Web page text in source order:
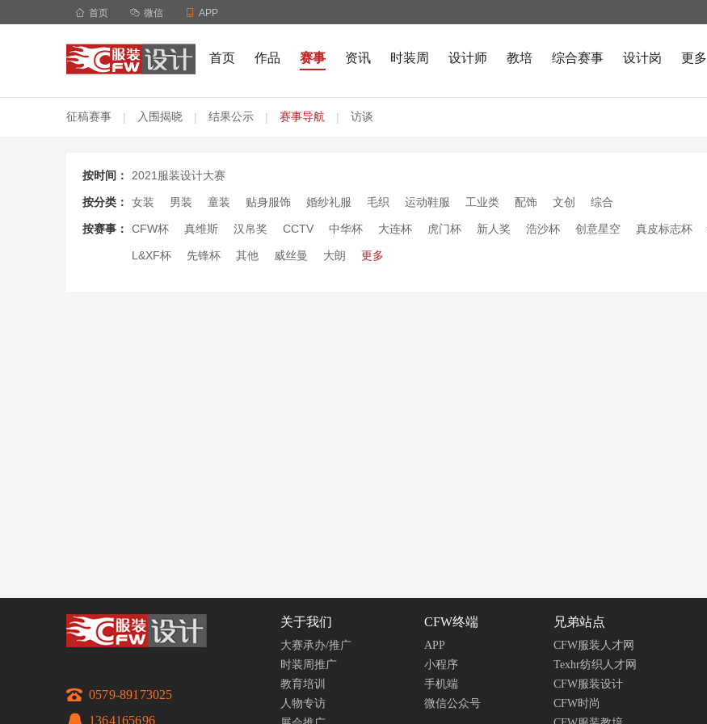
 首页  微信  APP
首页 作品 赛事 资讯 时装周 设计师 教培 综合赛事 设计岗 更多
征稿赛事 | 入围揭晓 | 结果公示 | 赛事导航 | 访谈
按时间： 2021服装设计大赛
按分类： 女装 男装 童装 贴身服饰 婚纱礼服 毛织 运动鞋服 工业类 配饰 文创 综合
按赛事： CFW杯 真维斯 汉帛奖 CCTV 中华杯 大连杯 虎门杯 新人奖 浩沙杯 创意星空 真皮标志杯
L&XF杯 先锋杯 其他 威丝曼 大朗 更多
0579-89173025
1364165696
关于我们
大赛承办/推广
时装周推广
教育培训
人物专访
CFW终端
APP
小程序
手机端
微信公众号
兄弟站点
CFW服装人才网
Texhr纺织人才网
CFW服装设计
CFW时尚